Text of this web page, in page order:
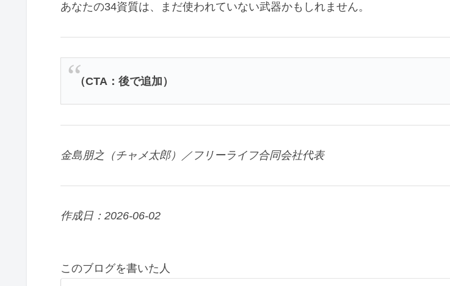
あなたの34資質は、まだ使われていない武器かもしれません。
（CTA：後で追加）
金島朋之（チャメ太郎）／フリーライフ合同会社代表
作成日：2026-06-02
このブログを書いた人